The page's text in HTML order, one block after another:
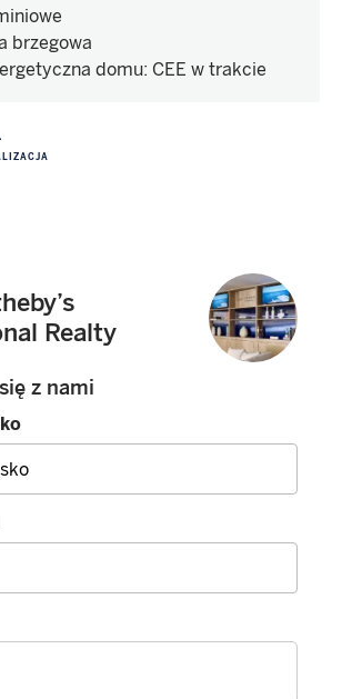
brzegowa
domu: CEE w trakcie
Realty
z nami